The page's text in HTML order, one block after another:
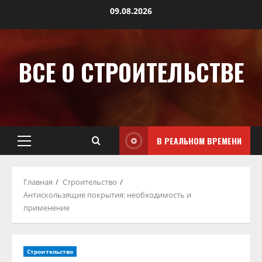
09.08.2026
ВСЕ О СТРОИТЕЛЬСТВЕ
В РЕАЛЬНОМ ВРЕМЕНИ
Главная
Строительство
Антискользящие покрытия: необходимость и
применение
Строительство